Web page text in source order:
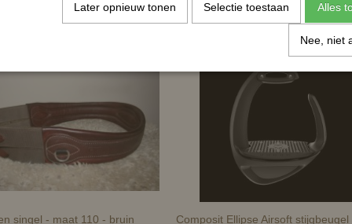
singel - maat 110 - bruin Composit Ellipse Airsoft stijgbeugel
Later opnieuw tonen Selectie toestaan Alles
Nee, niet